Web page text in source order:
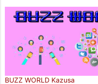
BUZZ WORLD Kazusa